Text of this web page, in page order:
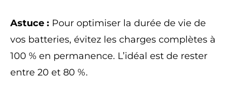
Astuce : Pour optimiser la durée de vie de
vos batteries, évitez les charges complètes à
100 % en permanence. L’idéal est de rester
entre 20 et 80 %.